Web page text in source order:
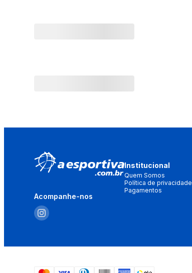
Acompanhe-nos
Institucional
Quem Somos
Política de privacidade
Pagamentos